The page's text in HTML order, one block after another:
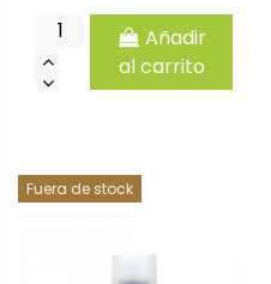
Añadir
al carrito
Fuera de stock